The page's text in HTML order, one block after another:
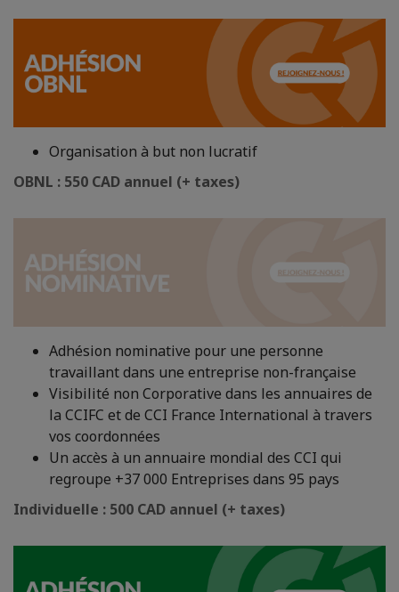
Organisation à but non lucratif
OBNL : 550 CAD annuel (+ taxes)
Adhésion nominative pour une personne
travaillant dans une entreprise non-française
Visibilité non Corporative dans les annuaires de
la CCIFC et de CCI France International à travers
vos coordonnées
Un accès à un annuaire mondial des CCI qui
regroupe +37 000 Entreprises dans 95 pays
Individuelle : 500 CAD annuel (+ taxes)